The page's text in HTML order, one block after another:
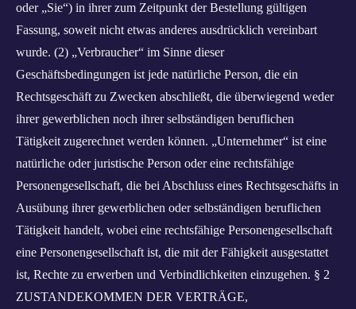
oder „Sie“) in ihrer zum Zeitpunkt der Bestellung gültigen
Fassung, soweit nicht etwas anderes ausdrücklich vereinbart
wurde. (2) „Verbraucher“ im Sinne dieser
Geschäftsbedingungen ist jede natürliche Person, die ein
Rechtsgeschäft zu Zwecken abschließt, die überwiegend weder
ihrer gewerblichen noch ihrer selbständigen beruflichen
Tätigkeit zugerechnet werden können. „Unternehmer“ ist eine
natürliche oder juristische Person oder eine rechtsfähige
Personengesellschaft, die bei Abschluss eines Rechtsgeschäfts in
Ausübung ihrer gewerblichen oder selbständigen beruflichen
Tätigkeit handelt, wobei eine rechtsfähige Personengesellschaft
eine Personengesellschaft ist, die mit der Fähigkeit ausgestattet
ist, Rechte zu erwerben und Verbindlichkeiten einzugehen. § 2
ZUSTANDEKOMMEN DER VERTRÄGE,